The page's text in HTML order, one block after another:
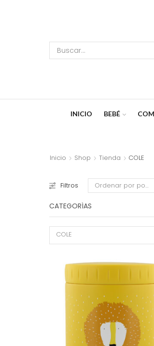
INICIO BEBÉ
Inicio Shop Tienda COLE
Filtros
CATEGORÍAS
COLE